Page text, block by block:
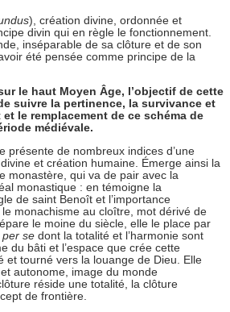
), création divine, ordonnée et
divin qui en règle le fonctionnement.
inséparable de sa clôture et de son
été pensée comme principe de la
le haut Moyen Âge, l’objectif de cette
suivre la pertinence, la survivance et
et le remplacement de ce schéma de
médiévale.
présente de nombreux indices d’une
et création humaine. Émerge ainsi la
monastère, qui va de pair avec la
monastique : en témoigne la
de saint Benoît et l’importance
le monachisme au cloître, mot dérivé de
le moine du siècle, elle le place par
per se dont la totalité et l’harmonie sont
du bâti et l’espace que crée cette
et tourné vers la louange de Dieu. Elle
autonome, image du monde
réside une totalité, la clôture
de frontière.